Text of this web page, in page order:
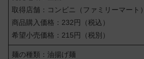
取得店舗：コンビニ（ファミリーマート）
商品購入価格：232円（税込）
希望小売価格：215円（税別）
麺の種類：油揚げ麺